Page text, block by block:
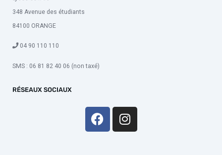
348 Avenue des étudiants
84100 ORANGE
04 90 110 110
SMS : 06 81 82 40 06 (non taxé)
RÉSEAUX SOCIAUX